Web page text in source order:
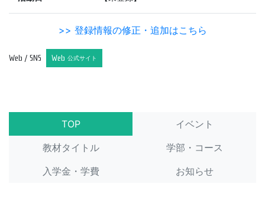
>> 登録情報の修正・追加はこちら
Web / SNS Web 公式サイト
TOP
イベント
教材タイトル
学部・コース
入学金・学費
お知らせ